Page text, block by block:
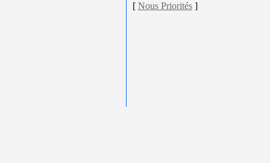
[ Nous Priorités ]